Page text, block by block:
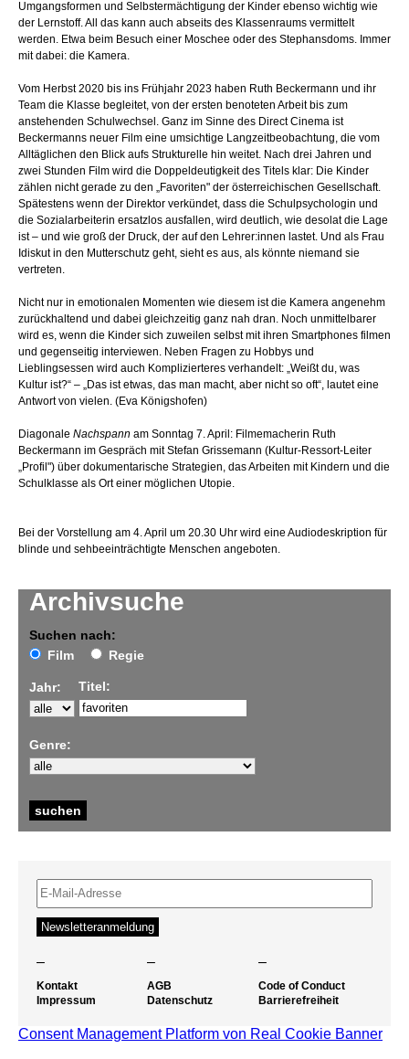
Archivsuche
Suchen nach:
Film
Regie
Jahr: Titel:
Genre:
Umgangsformen und Selbstermächtigung der Kinder ebenso wichtig wie
der Lernstoff. All das kann auch abseits des Klassenraums vermittelt
werden. Etwa beim Besuch einer Moschee oder des Stephansdoms. Immer
mit dabei: die Kamera.
Vom Herbst 2020 bis ins Frühjahr 2023 haben Ruth Beckermann und ihr
Team die Klasse begleitet, von der ersten benoteten Arbeit bis zum
anstehenden Schulwechsel. Ganz im Sinne des Direct Cinema ist
Beckermanns neuer Film eine umsichtige Langzeitbeobachtung, die vom
Alltäglichen den Blick aufs Strukturelle hin weitet. Nach drei Jahren und
zwei Stunden Film wird die Doppeldeutigkeit des Titels klar: Die Kinder
zählen nicht gerade zu den „Favoriten" der österreichischen Gesellschaft.
Spätestens wenn der Direktor verkündet, dass die Schulpsychologin und
die Sozialarbeiterin ersatzlos ausfallen, wird deutlich, wie desolat die Lage
ist – und wie groß der Druck, der auf den Lehrer:innen lastet. Und als Frau
Idiskut in den Mutterschutz geht, sieht es aus, als könnte niemand sie
vertreten.
Nicht nur in emotionalen Momenten wie diesem ist die Kamera angenehm
zurückhaltend und dabei gleichzeitig ganz nah dran. Noch unmittelbarer
wird es, wenn die Kinder sich zuweilen selbst mit ihren Smartphones filmen
und gegenseitig interviewen. Neben Fragen zu Hobbys und
Lieblingsessen wird auch Komplizierteres verhandelt: „Weißt du, was
Kultur ist?“ – „Das ist etwas, das man macht, aber nicht so oft“, lautet eine
Antwort von vielen. (Eva Königshofen)
Diagonale Nachspann am Sonntag 7. April: Filmemacherin Ruth
Beckermann im Gespräch mit Stefan Grissemann (Kultur-Ressort-Leiter
„Profil") über dokumentarische Strategien, das Arbeiten mit Kindern und die
Schulklasse als Ort einer möglichen Utopie.
Bei der Vorstellung am 4. April um 20.30 Uhr wird eine Audiodeskription für
blinde und sehbeeinträchtigte Menschen angeboten.
– – –
Kontakt
Impressum
AGB
Datenschutz
Code of Conduct
Barrierefreiheit
Consent Management Platform von Real Cookie Banner